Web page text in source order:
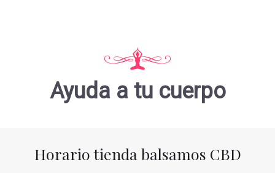
Ayuda a tu cuerpo
Horario tienda balsamos CBD